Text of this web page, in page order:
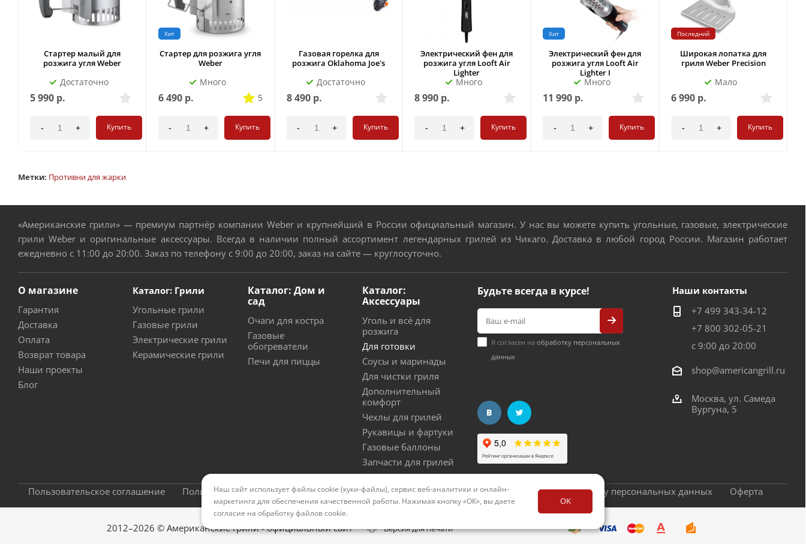
Стартер малый для
розжига угля Weber
Достаточно
5 990 р.
- + Купить
Хит
Стартер для розжига угля
Weber
Много
6 490р. 5
- + Купить
Газовая горелка для
розжига Oklahoma Joe's
Достаточно
8 490р.
- + Купить
Электрический фен для
розжига угля Looft Air
Lighter
Много
8 990 р.
- + Купить
Хит
Электрический фен для
розжига угля Looft Air
Lighter I
Много
11 990 р.
- + Купить
Последний
Широкая лопатка для
гриля Weber Precision
Мало
6 990 р.
- + Купить
Метки: Противни для жарки
«Американские грили» — премиум партнёр компании Weber и крупнейший в России официальный магазин. У нас вы можете купить угольные, газовые, электрические
грили Weber и оригинальные аксессуары. Всегда в наличии полный ассортимент легендарных грилей из Чикаго. Доставка в любой город России. Магазин работает
ежедневно с 11:00 до 20:00. Заказ по телефону с 9:00 до 20:00, заказ на сайте — круглосуточно.
О магазине
Гарантия
Доставка
Оплата
Возврат товара
Наши проекты
Блог
Каталог: Грили
Угольные грили
Газовые грили
Электрические грили
Керамические грили
Каталог: Дом и
сад
Очаги для костра
Газовые
обогреватели
Печи для пиццы
Каталог:
Аксессуары
Уголь и всё для
розжига
Для готовки
Соусы и маринады
Для чистки гриля
Дополнительный
комфорт
Чехлы для грилей
Рукавицы и фартуки
Газовые баллоны
Запчасти для грилей
Будьте всегда в курсе!
Я согласен на обработку персональных
данных
Наши контакты
+7 499 343-34-12
+7 800 302-05-21
с 9:00 до 20:00
shop@americangrill.ru
Москва, ул. Самеда
Вургуна, 5
Пользовательское соглашение Политика конфиденциальности Политика использования cookies Согласие на обработку персональных данных Оферта
2012–2026 © Американские грили - официальный сайт Версия для печати
Наш сайт использует файлы cookie (куки-файлы), сервис веб-аналитики и онлайн-
маркетинга для обеспечения качественной работы. Нажимая кнопку «ОК», вы даете
согласие на обработку файлов cookie.
OK